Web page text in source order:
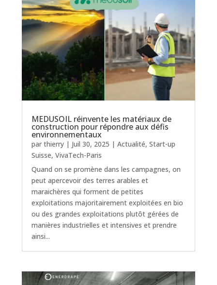
MEDUSOIL réinvente les matériaux de
construction pour répondre aux défis
environnementaux
par thierry| Juil 30, 2025 | Actualité, Start-up
Suisse, VivaTech-Paris
Quand on se promène dans les campagnes, on
peut apercevoir des terres arables et
maraichères qui forment de petites
exploitations majoritairement exploitées en bio
ou des grandes exploitations plutôt gérées de
manières industrielles et intensives et prendre
ainsi...